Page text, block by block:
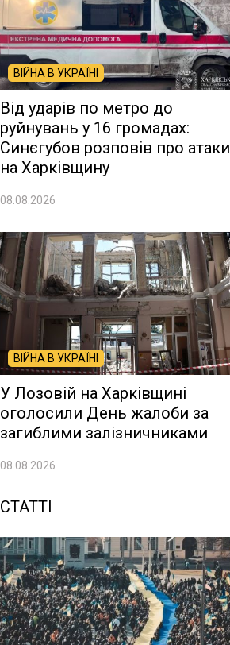
ВІЙНА В УКРАЇНІ
Від ударів по метро до
руйнувань у 16 громадах:
Синєгубов розповів про атаки
на Харківщину
08.08.2026
ВІЙНА В УКРАЇНІ
У Лозовій на Харківщині
оголосили День жалоби за
загиблими залізничниками
08.08.2026
СТАТТІ